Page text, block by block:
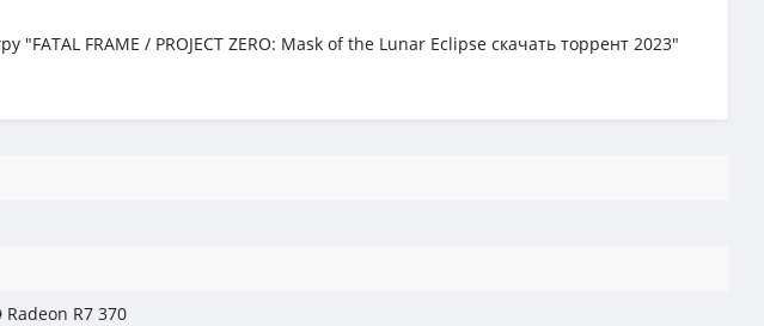
"FATAL FRAME / PROJECT ZERO: Mask of the Lunar Eclipse скачать торрент 2023"
Radeon R7 370